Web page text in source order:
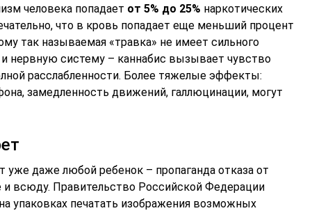
человека попадает от 5% до 25% наркотических
что в кровь попадает еще меньший процент
так называемая «травка» не имеет сильного
и нервную систему – каннабис вызывает чувство
расслабленности. Более тяжелые эффекты:
замедленность движений, галлюцинации, могут
уже даже любой ребенок – пропаганда отказа от
всюду. Правительство Российской Федерации
упаковках печатать изображения возможных